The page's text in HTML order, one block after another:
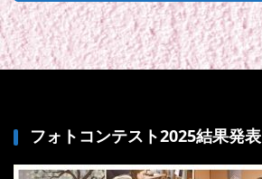
フォトコンテスト2025結果発表